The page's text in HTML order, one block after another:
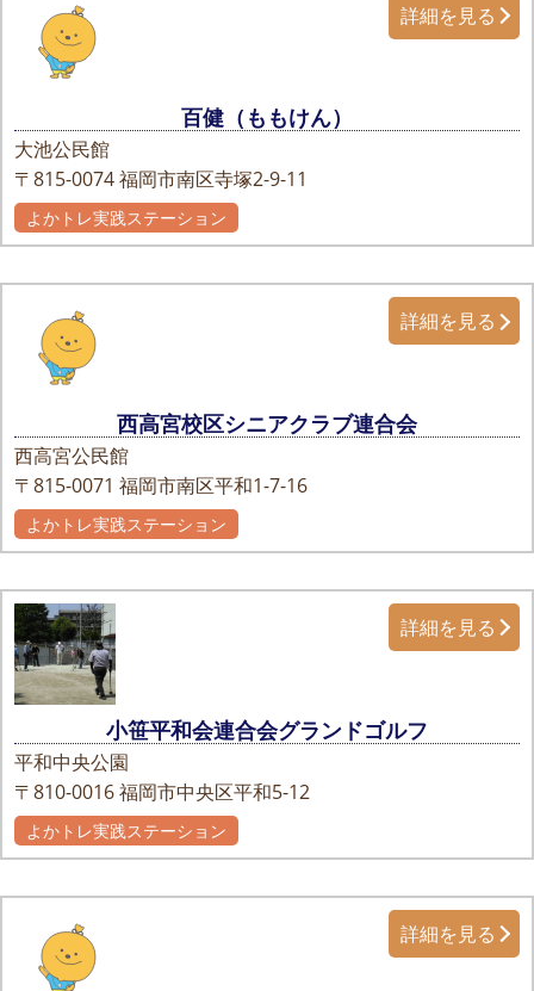
百健（ももけん）
大池公民館
〒815-0074福岡市南区寺塚2-9-11
詳細を見る
よかトレ実践ステーション
西高宮校区シニアクラブ連合会
西高宮公民館
〒815-0071 福岡市南区平和1-7-16
詳細を見る
よかトレ実践ステーション
小笹平和会連合会グランドゴルフ
平和中央公園
〒810-0016福岡市中央区平和5-12
詳細を見る
よかトレ実践ステーション
詳細を見る